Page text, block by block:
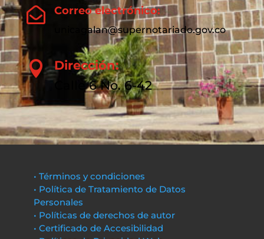
 Correo electrónico:
unicagalan@supernotariado.gov.co
 Dirección:
Calle 6 No. 6-42
• Términos y condiciones
• Política de Tratamiento de Datos
Personales
• Políticas de derechos de autor
• Certificado de Accesibilidad